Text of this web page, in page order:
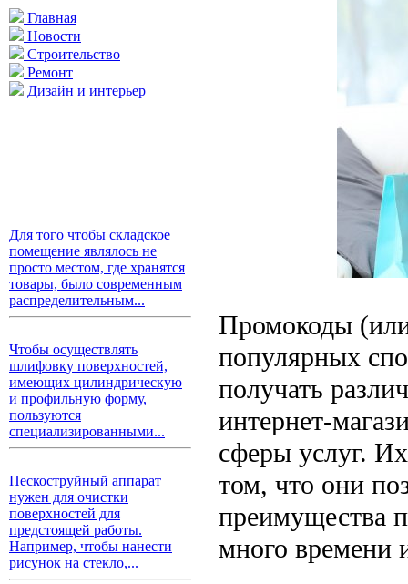
Главная
Новости
Строительство
Ремонт
Дизайн и интерьер
Для того чтобы складское
помещение являлось не
просто местом, где хранятся
товары, было современным
распределительным...
Чтобы осуществлять
шлифовку поверхностей,
имеющих цилиндрическую
и профильную форму,
пользуются
специализированными...
Пескоструйный аппарат
нужен для очистки
поверхностей для
предстоящей работы.
Например, чтобы нанести
рисунок на стекло,...
Промокоды
популярных
получать
интернет-
сферы услуг.
том, что они
преимущества
много времени